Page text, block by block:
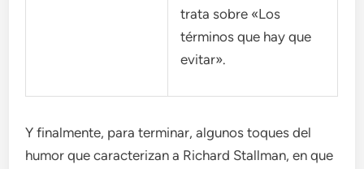
trata sobre «Los
términos que hay que
evitar».
Y finalmente, para terminar, algunos toques del
humor que caracterizan a Richard Stallman, en que